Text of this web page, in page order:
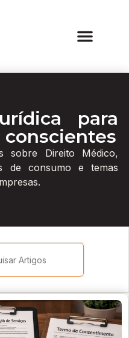
para
conscientes
sobre Direito Médico,
de consumo e temas